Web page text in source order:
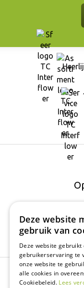
Tuincentrum
Dierenwinkel
Deze website
gebruik van
Deze website gebruikt
gebruikerservaring te
onze website te
alle cookies in
Cookiebeleid. Lees